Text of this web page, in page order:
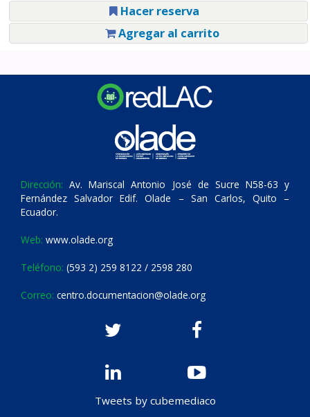
Hacer reserva
Agregar al carrito
Dirección: Av. Mariscal Antonio José de Sucre N58-63 y
Fernández Salvador Edif. Olade – San Carlos, Quito –
Ecuador.
Web: www.olade.org
Teléfono: (593 2) 259 8122 / 2598 280
Correo: centro.documentacion@olade.org
Tweets by cubemediaco